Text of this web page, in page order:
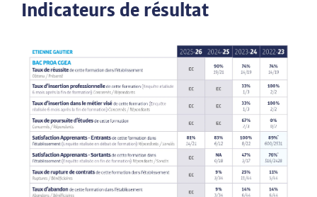
Indicateurs de résultat